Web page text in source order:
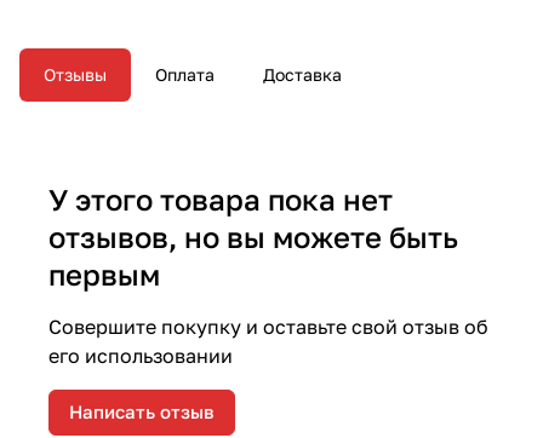
Отзывы Оплата Доставка
У этого товара пока нет
отзывов, но вы можете быть
первым
Совершите покупку и оставьте свой отзыв об
его использовании
Написать отзыв